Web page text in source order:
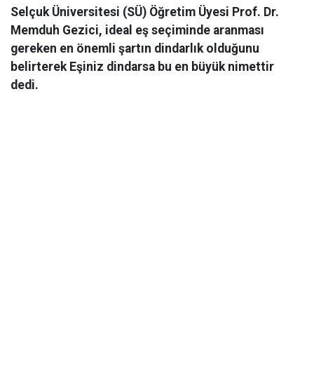
Selçuk Üniversitesi (SÜ) Öğretim Üyesi Prof. Dr.
Memduh Gezici, ideal eş seçiminde aranması
gereken en önemli şartın dindarlık olduğunu
belirterek Eşiniz dindarsa bu en büyük nimettir
dedi.